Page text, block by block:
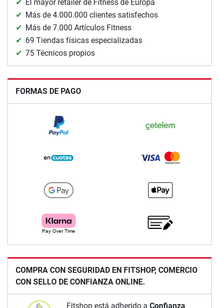
El mayor retailer de Fitness de Europa
Más de 4.000.000 clientes satisfechos
Más de 7.000 Artículos Fitness
69 Tiendas físicas especializadas
75 Técnicos propios
FORMAS DE PAGO
COMPRA CON SEGURIDAD EN FITSHOP, COMERCIO
CON SELLO DE CONFIANZA ONLINE.
Fitshop está adherido a Confianza